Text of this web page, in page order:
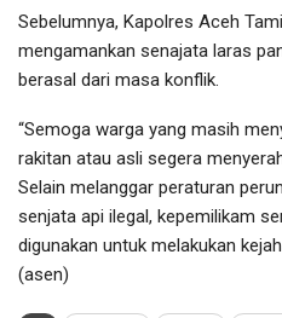
Sebelumnya, Kapolres Aceh
mengamankan senajata laras
berasal dari masa konflik.
“Semoga warga yang masih
rakitan atau asli segera
Selain melanggar peraturan
senjata api ilegal, kepemilikam
digunakan untuk melakukan
(asen)